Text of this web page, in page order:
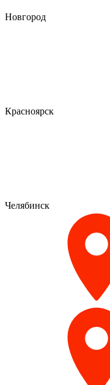
Новгород
Красноярск
Челябинск